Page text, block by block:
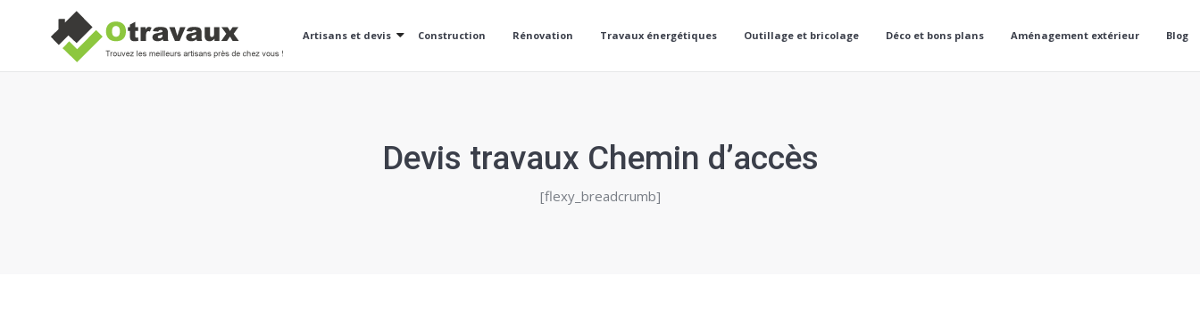
Artisans et devis Construction Rénovation Travaux énergétiques Outillage et bricolage Déco et bons plans Aménagement extérieur Blog
Devis travaux Chemin d’accès
[flexy_breadcrumb]